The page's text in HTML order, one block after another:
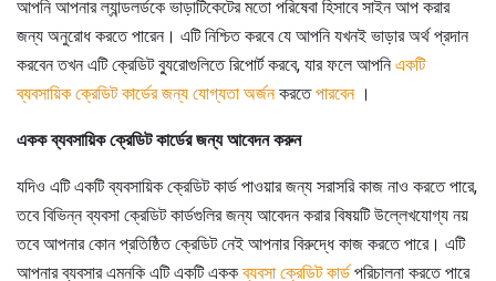
আপনি আপনার ল্যান্ডলর্ডকে ভাড়াটিকেটের মতো পরিষেবা হিসাবে সাইন আপ করার
জন্য অনুরোধ করতে পারেন। এটি নিশ্চিত করবে যে আপনি যখনই ভাড়ার অর্থ প্রদান
করবেন তখন এটি ক্রেডিট ব্যুরোগুলিতে রিপোর্ট করবে, যার ফলে আপনি একটি
ব্যবসায়িক ক্রেডিট কার্ডের জন্য যোগ্যতা অর্জনকরতেপারবেন।
একক ব্যবসায়িক ক্রেডিট কার্ডের জন্য আবেদন করুন
যদিও এটি একটি ব্যবসায়িক ক্রেডিট কার্ড পাওয়ার জন্য সরাসরি কাজ নাও করতে পারে,
তবে বিভিন্ন ব্যবসা ক্রেডিট কার্ডগুলির জন্য আবেদন করার বিষয়টি উল্লেখযোগ্য নয়
তবে আপনার কোন প্রতিষ্ঠিত ক্রেডিট নেই আপনার বিরুদ্ধে কাজ করতে পারে। এটি
আপনার ব্যবসার এমনকি এটি একটি এককব্যবসা ক্রেডিট কার্ডপরিচালনা করতে পারে